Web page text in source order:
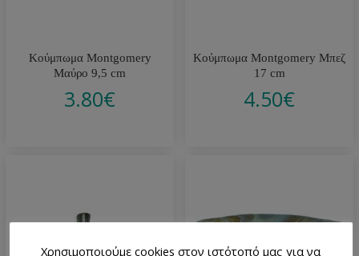
Κούμπωμα Montgomery
Μαύρο 9,5 cm
3.80€
Κούμπωμα Montgomery Μπεζ
17 cm
4.50€
Χρησιμοποιούμε cookies στον ιστότοπό μας για να